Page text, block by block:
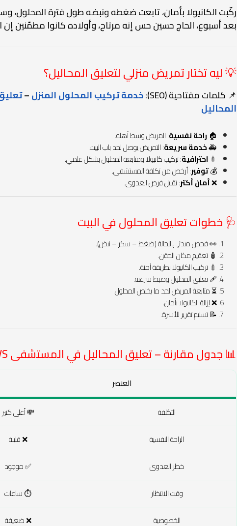
ركّبت الكانيولا بأمان، تابعت ضغطه ونبضه طول فترة المحلول،
بعد أسبوع، الحاج حسين حس إنه مرتاح، وأولاده كانوا مطمّنين
💡 ليه تختار تمريض منزلي لتعليق المحاليل؟
📌 كلمات مفتاحية (SEO): خدمة تركيب المحلول المنزل–
المحاليل
🏠 راحة نفسية: المريض وسط أهله.
🚑خدمة سريعة: التمريض يوصل لحد باب البيت.
💉 احترافية: تركيب كانيولا ومتابعة المحلول بشكل علمي.
💰توفير: أرخص من تكلفة المستشفى.
❌أمان أكتر: تقليل فرص العدوى.
🩺 خطوات تعليق المحلول في البيت
👀 فحص مبدئي للحالة (ضغط – سكر – نبض).
🧴 تعقيم مكان الحقن.
💉 تركيب الكانيولا بطريقة آمنة.
🩹 تعليق المحلول وضبط سرعته.
⏳ متابعة المريض لحد ما يخلص المحلول.
❌ إزالة الكانيولا بأمان.
📝 تسليم تقرير للأسرة.
📊 جدول مقارنة – تعليق المحاليل في المستشفى VS في البيت
العنصر
التكلفة 💸 أعلى كتير
الراحة النفسية
❌ قليلة
خطر العدوى
✅ موجود
وقت الانتظار
⏱️ ساعات
الخصوصية
❌ ضعيفة